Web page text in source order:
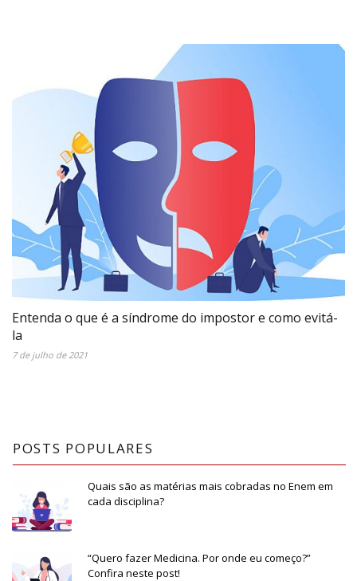
Entenda o que é a síndrome do impostor e como evitá-
la
7 de julho de 2021
POSTS POPULARES
Quais são as matérias mais cobradas no Enem em
cada disciplina?
“Quero fazer Medicina. Por onde eu começo?”
Confira neste post!